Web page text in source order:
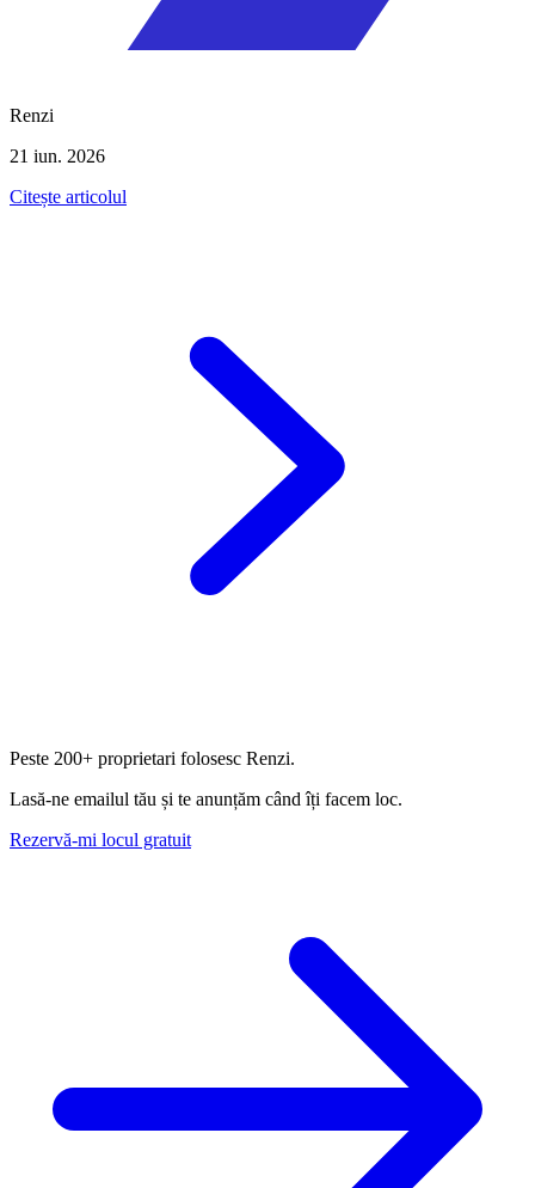
Renzi
21 iun. 2026
Citește articolul
Peste 200+ proprietari folosesc Renzi.
Lasă-ne emailul tău și te anunțăm când îți facem loc.
Rezervă-mi locul gratuit